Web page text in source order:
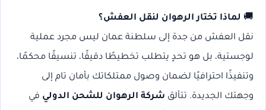
🚚 لماذا تختار الرهوان لنقل العفش؟
نقل العفش من جدة إلى سلطنة عمان ليس مجرد عملية
لوجستية، بل هو تحدٍ يتطلب تخطيطًا دقيقًا، تنسيقًا محكمًا،
وتنفيذًا احترافيًا لضمان وصول ممتلكاتك بأمان تام إلى
وجهتك الجديدة. تتألق شركة الرهوان للشحن الدولي في